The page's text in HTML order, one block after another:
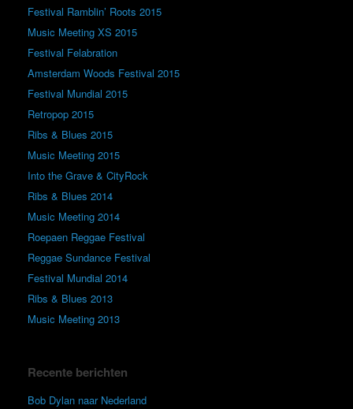
Festival Ramblin’ Roots 2015
Music Meeting XS 2015
Festival Felabration
Amsterdam Woods Festival 2015
Festival Mundial 2015
Retropop 2015
Ribs & Blues 2015
Music Meeting 2015
Into the Grave & CityRock
Ribs & Blues 2014
Music Meeting 2014
Roepaen Reggae Festival
Reggae Sundance Festival
Festival Mundial 2014
Ribs & Blues 2013
Music Meeting 2013
Recente berichten
Bob Dylan naar Nederland